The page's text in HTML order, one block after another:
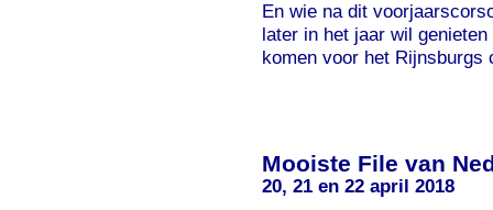
En wie na dit
later in het jaar wil
komen voor het Rijnsburgs
Mooiste File van
20, 21 en 22 april 2018